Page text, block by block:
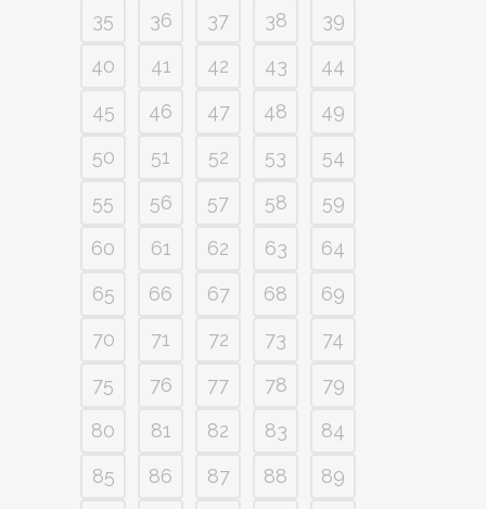
35
36 37 38
39
40
41 42 43
44
45
46 47 48
49
50
51 52 53
54
55
56 57 58
59
60
61 62 63
64
65
66 67 68
69
70
71 72 73
74
75
76 77 78
79
80
81 82 83
84
85
86 87 88
89